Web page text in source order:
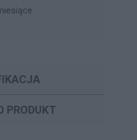
PRODUKT